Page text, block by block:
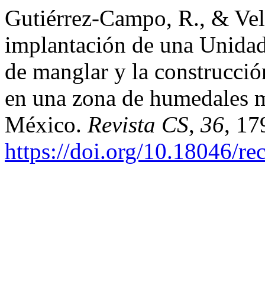
Gutiérrez-Campo, R., &
implantación de una
de manglar y la
en una zona de humedales
México. Revista CS, 36,
https://doi.org/10.18046/